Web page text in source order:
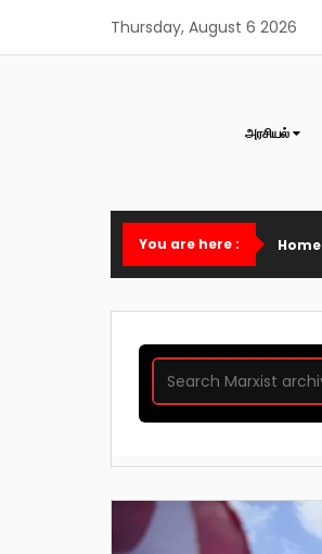
content
Thursday, August 6 2026
அரசியல்
You are here : Home